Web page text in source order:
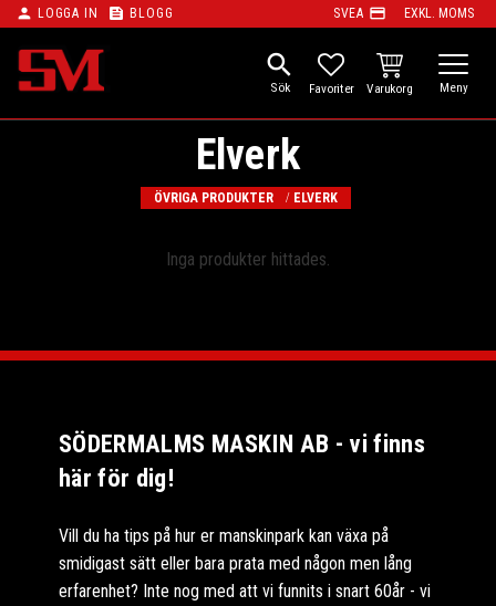
Meny
person LOGGA IN feed BLOGG SVEA payment EXKL. MOMS
search
FAVORITER
KUNDVAGN
Elverk
ÖVRIGA PRODUKTER ELVERK
Inga produkter hittades.
SÖDERMALMS MASKIN AB - vi finns
här för dig!
Vill du ha tips på hur er manskinpark kan växa på
smidigast sätt eller bara prata med någon men lång
erfarenhet? Inte nog med att vi funnits i snart 60år - vi